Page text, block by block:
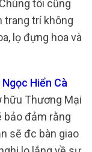
tôi cũng
trang trí không
lọ đựng hoa và
Hiển Cà
Thương Mại
bảo đảm rằng
sẽ đc bàn giao